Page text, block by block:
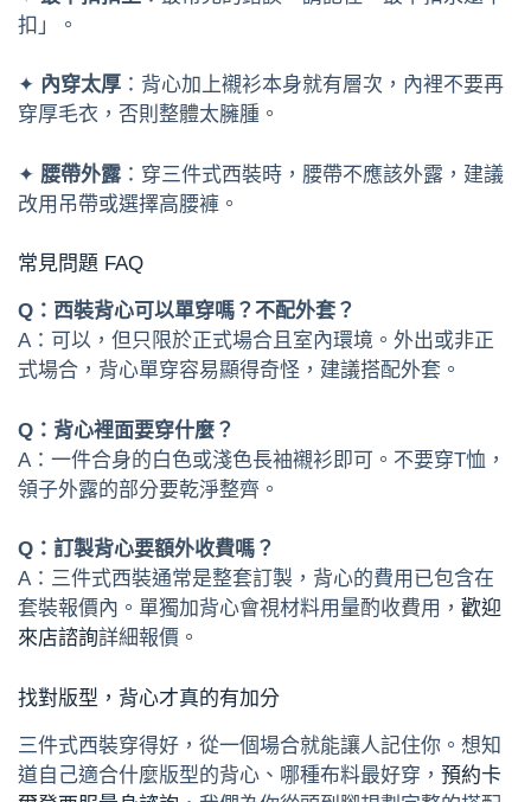
扣」。
✦ 內穿太厚 ：背心加上襯衫本身就有層次，內裡不要再
穿厚毛衣，否則整體太臃腫。
✦ 腰帶外露：穿三件式西裝時，腰帶不應該外露，建議
改用吊帶或選擇高腰褲。
常見問題 FAQ
Q：西裝背心可以單穿嗎？不配外套？
A：可以，但只限於正式場合且室內環境。外出或非正
式場合，背心單穿容易顯得奇怪，建議搭配外套。
Q：背心裡面要穿什麼？
A：一件合身的白色或淺色長袖襯衫即可。不要穿T恤，
領子外露的部分要乾淨整齊。
Q：訂製背心要額外收費嗎？
A：三件式西裝通常是整套訂製，背心的費用已包含在
套裝報價內。單獨加背心會視材料用量酌收費用， 歡迎
來店諮詢詳細報價。
找對版型，背心才真的有加分
三件式西裝穿得好，從一個場合就能讓人記住你。想知
道自己適合什麼版型的背心、哪種布料最好穿， 預約卡